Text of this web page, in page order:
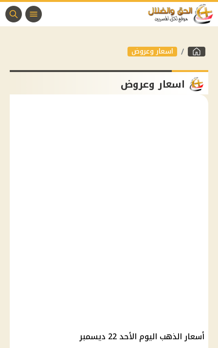
اسعار وعروض
اسعار وعروض
أسعار الذهب اليوم الأحد 22 ديسمبر